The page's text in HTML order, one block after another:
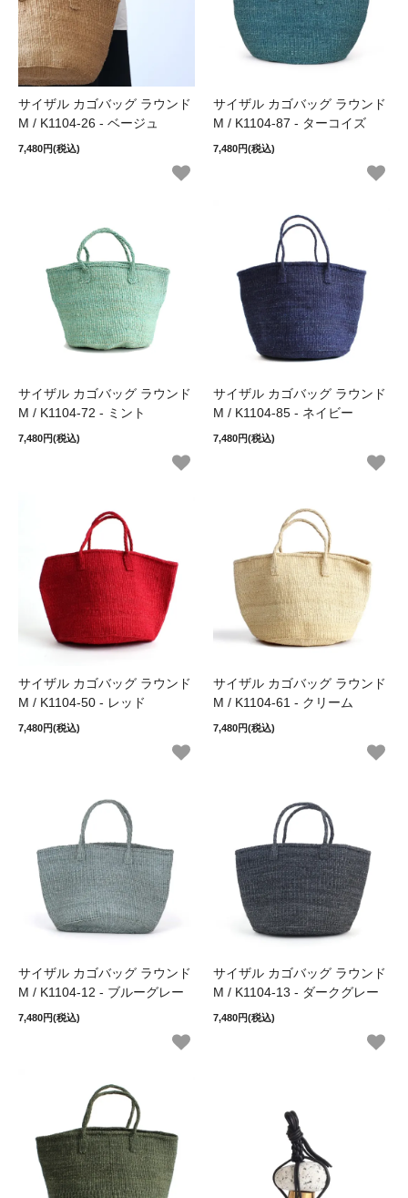
サイザル カゴバッグ ラウンド
M / K1104-26 - ベージュ
7,480円(税込)
サイザル カゴバッグ ラウンド
M / K1104-87 - ターコイズ
7,480円(税込)
サイザル カゴバッグ ラウンド
M / K1104-72 - ミント
7,480円(税込)
サイザル カゴバッグ ラウンド
M / K1104-85 - ネイビー
7,480円(税込)
サイザル カゴバッグ ラウンド
M / K1104-50 - レッド
7,480円(税込)
サイザル カゴバッグ ラウンド
M / K1104-61 - クリーム
7,480円(税込)
サイザル カゴバッグ ラウンド
M / K1104-12 - ブルーグレー
7,480円(税込)
サイザル カゴバッグ ラウンド
M / K1104-13 - ダークグレー
7,480円(税込)